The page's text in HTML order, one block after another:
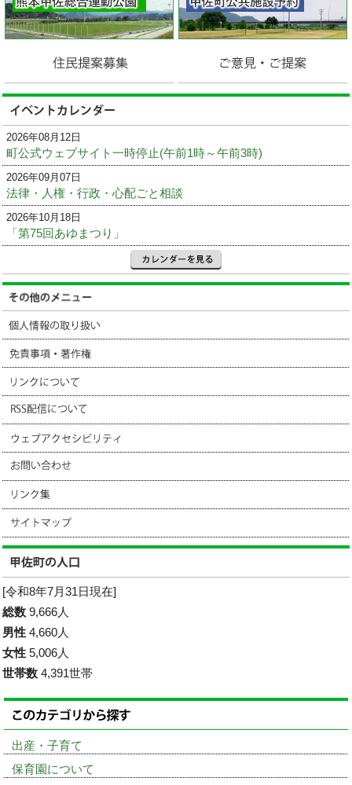
2026年08月12日
町公式ウェブサイト一時停止(午前1時～午前3時)
2026年09月07日
法律・人権・行政・心配ごと相談
2026年10月18日
「第75回あゆまつり」
[令和8年7月31日現在]
総数 9,666人
男性 4,660人
女性 5,006人
世帯数 4,391世帯
出産・子育て
保育園について